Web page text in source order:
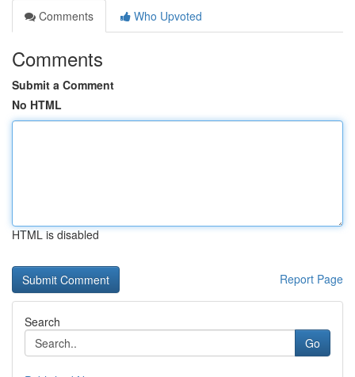
Comments
Who Upvoted
Comments
Submit a Comment
No HTML
HTML is disabled
Report Page
Search
Go